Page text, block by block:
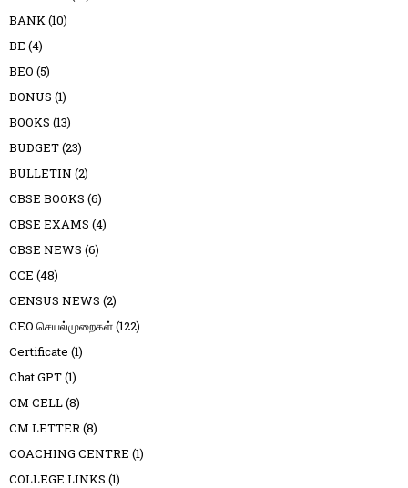
BANK(10)
BE (4)
BEO (5)
BONUS (1)
BOOKS (13)
BUDGET(23)
BULLETIN (2)
CBSE BOOKS (6)
CBSE EXAMS (4)
CBSE NEWS (6)
CCE (48)
CENSUS NEWS (2)
CEO செயல்முறைகள்(122)
Certificate (1)
Chat GPT(1)
CM CELL(8)
CM LETTER(8)
COACHING CENTRE (1)
COLLEGE LINKS (1)